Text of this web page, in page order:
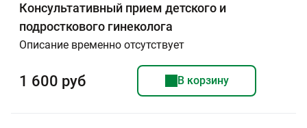
Консультативный прием детского и
подросткового гинеколога
Описание временно отсутствует
1 600 руб В корзину